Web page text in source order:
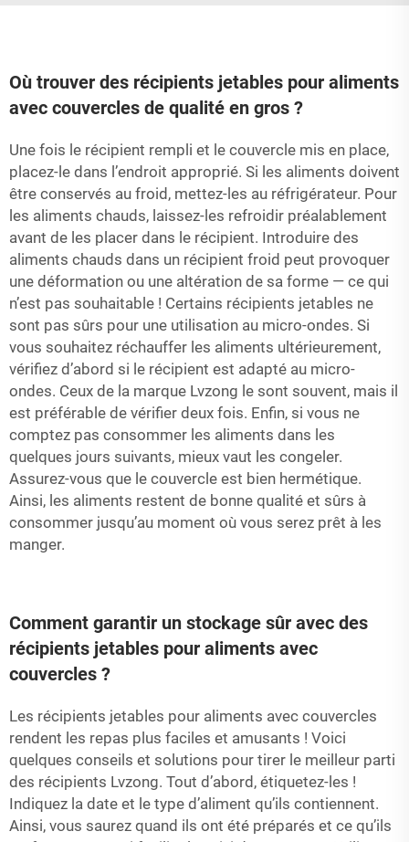
Où trouver des récipients jetables pour aliments
avec couvercles de qualité en gros ?
Une fois le récipient rempli et le couvercle mis en place,
placez-le dans l’endroit approprié. Si les aliments doivent
être conservés au froid, mettez-les au réfrigérateur. Pour
les aliments chauds, laissez-les refroidir préalablement
avant de les placer dans le récipient. Introduire des
aliments chauds dans un récipient froid peut provoquer
une déformation ou une altération de sa forme — ce qui
n’est pas souhaitable ! Certains récipients jetables ne
sont pas sûrs pour une utilisation au micro-ondes. Si
vous souhaitez réchauffer les aliments ultérieurement,
vérifiez d’abord si le récipient est adapté au micro-
ondes. Ceux de la marque Lvzong le sont souvent, mais il
est préférable de vérifier deux fois. Enfin, si vous ne
comptez pas consommer les aliments dans les
quelques jours suivants, mieux vaut les congeler.
Assurez-vous que le couvercle est bien hermétique.
Ainsi, les aliments restent de bonne qualité et sûrs à
consommer jusqu’au moment où vous serez prêt à les
manger.
Comment garantir un stockage sûr avec des
récipients jetables pour aliments avec
couvercles ?
Les récipients jetables pour aliments avec couvercles
rendent les repas plus faciles et amusants ! Voici
quelques conseils et solutions pour tirer le meilleur parti
des récipients Lvzong. Tout d’abord, étiquetez-les !
Indiquez la date et le type d’aliment qu’ils contiennent.
Ainsi, vous saurez quand ils ont été préparés et ce qu’ils